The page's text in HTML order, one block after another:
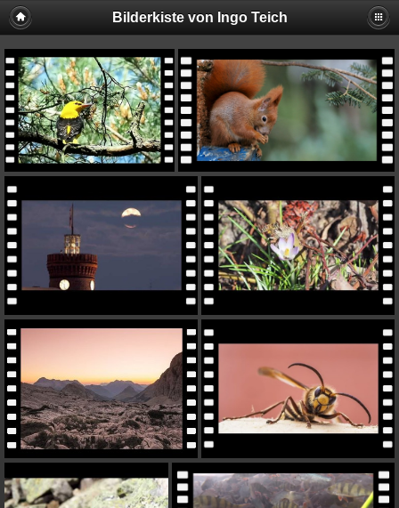
Bilderkiste von Ingo Teich